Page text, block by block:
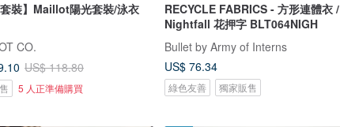
套裝】Maillot陽光套裝/泳衣
CO.
US$ 118.80
5 人正準備購買
RECYCLE FABRICS - 方形連體衣 /
Nightfall 花押字 BLT064NIGH
Bullet by Army of Interns
US$ 76.34
綠色友善 獨家販售